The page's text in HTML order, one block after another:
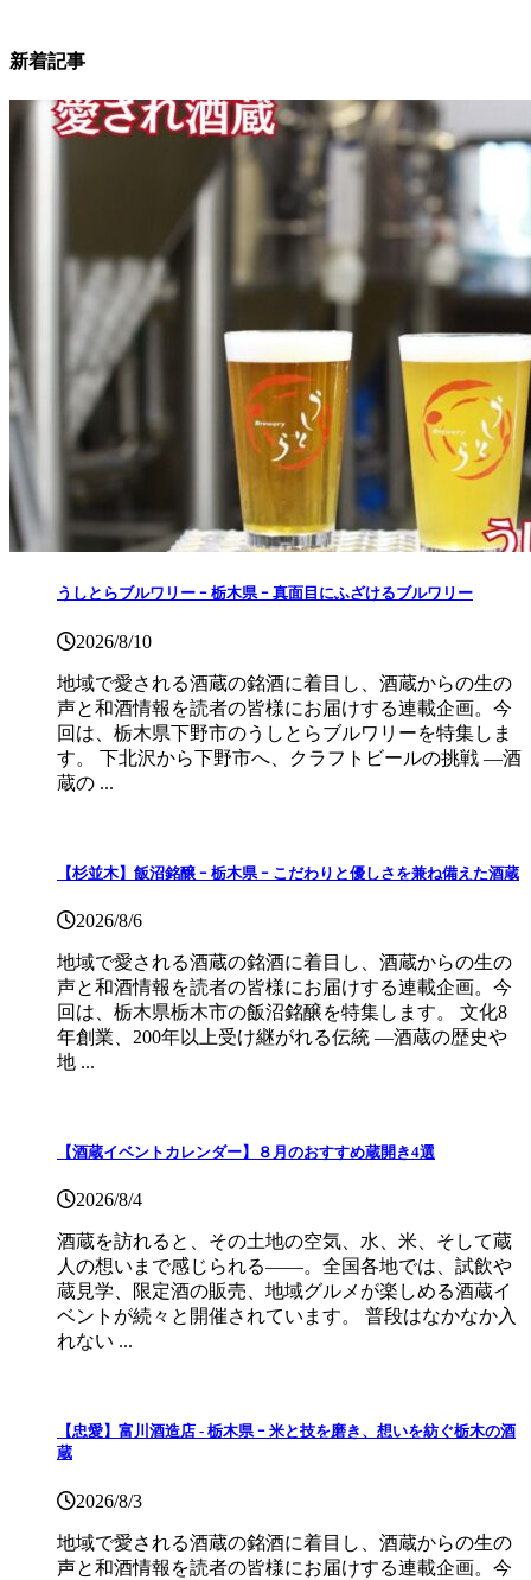
新着記事
うしとらブルワリー ｰ 栃木県 ｰ 真面目にふざけるブルワリー
2026/8/10
地域で愛される酒蔵の銘酒に着目し、酒蔵からの生の
声と和酒情報を読者の皆様にお届けする連載企画。今
回は、栃木県下野市のうしとらブルワリーを特集しま
す。 下北沢から下野市へ、クラフトビールの挑戦 ―酒
蔵の ...
【杉並木】飯沼銘醸 ｰ 栃木県 ｰ こだわりと優しさを兼ね備えた酒蔵
2026/8/6
地域で愛される酒蔵の銘酒に着目し、酒蔵からの生の
声と和酒情報を読者の皆様にお届けする連載企画。今
回は、栃木県栃木市の飯沼銘醸を特集します。 文化8
年創業、200年以上受け継がれる伝統 ―酒蔵の歴史や
地 ...
【酒蔵イベントカレンダー】８月のおすすめ蔵開き4選
2026/8/4
酒蔵を訪れると、その土地の空気、水、米、そして蔵
人の想いまで感じられる——。全国各地では、試飲や
蔵見学、限定酒の販売、地域グルメが楽しめる酒蔵イ
ベントが続々と開催されています。 普段はなかなか入
れない ...
【忠愛】富川酒造店 ‐ 栃木県 ｰ 米と技を磨き、想いを紡ぐ栃木の酒
蔵
2026/8/3
地域で愛される酒蔵の銘酒に着目し、酒蔵からの生の
声と和酒情報を読者の皆様にお届けする連載企画。今